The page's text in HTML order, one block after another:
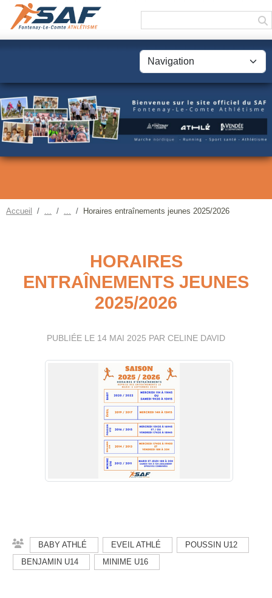
Accueil Horaires entraînements jeunes 2025/2026
HORAIRES
ENTRAÎNEMENTS JEUNES
2025/2026
PUBLIÉE LE 14 MAI 2025 PAR CELINE DAVID
BABY ATHLÉ EVEIL ATHLÉ
POUSSIN U12
BENJAMIN U14
MINIME U16
Panneau de gestion des cookies